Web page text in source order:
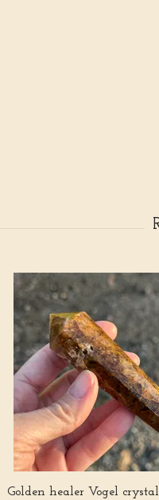
Golden healer Vogel crystal